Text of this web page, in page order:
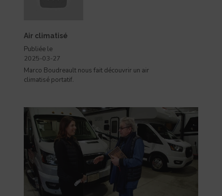
Air climatisé
Publiée le
2025-03-27
Marco Boudreault nous fait découvrir un air
climatisé portatif.